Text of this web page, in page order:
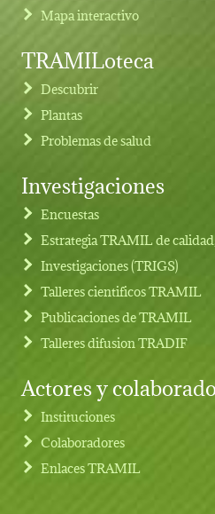
Footer menu
Mapa interactivo
TRAMILoteca
Descubrir
Plantas
Problemas de salud
Investigaciones
Encuestas
Estrategia TRAMIL de
Investigaciones (TRIGS)
Talleres cientificos TRAMIL
Publicaciones de TRAMIL
Talleres difusion TRADIF
Actores y
Instituciones
Colaboradores
Enlaces TRAMIL